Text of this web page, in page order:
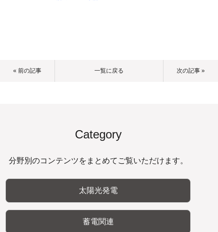
« 前の記事 一覧に戻る 次の記事 »
Category
分野別のコンテンツをまとめてご覧いただけます。
太陽光発電
蓄電関連